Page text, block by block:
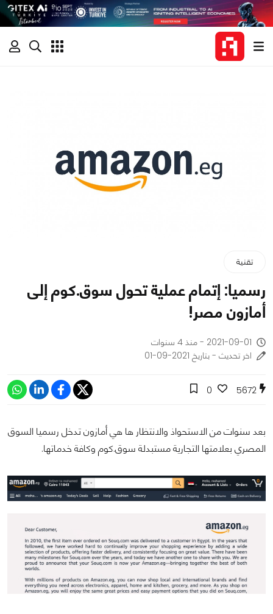
تقنية
رسميا: إتمام عملية تحول سوق.كوم إلى
أمازون مصر!
2021-09-01 - منذ 4 سنوات
اخر تحديث - بتاريخ 2021-09-01
5672
0
بعد سنوات من الاستحواذ والانتظار ها هي أمازون تدخل رسميا السوق
المصري بعلامتها التجارية مستبدلة سوق.كوم وكافة خدماتها.